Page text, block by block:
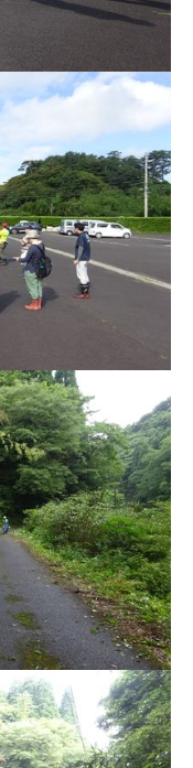
窓口
交通
て便利帳
申請書・様式ダ